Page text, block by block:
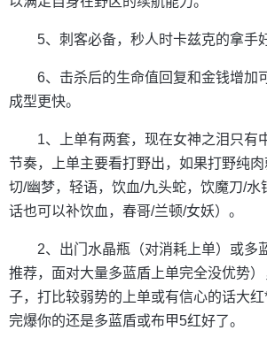
5、刺客必备，秒人时卡兹克的拿手
6、击杀后的生命值回复和金钱增加
成型更快。
1、上单有两套，现在女神之泪只有
节奏，上单主要看打野出，如果打野纯
切/幽梦，轻语，饮血/九头蛇，饮魔刀/水
话也可以补饮血，春哥/兰顿/女妖）。
2、出门水晶瓶（对消耗上单）或多
推荐，面对大量多蓝盾上单完全没优势
子，打比较弱势的上单或有信心的话大
完爆你的还是多蓝盾或布甲5红好了。